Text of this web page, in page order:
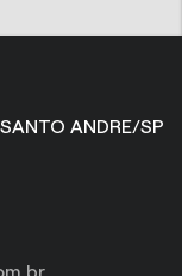
ANDRE/SP